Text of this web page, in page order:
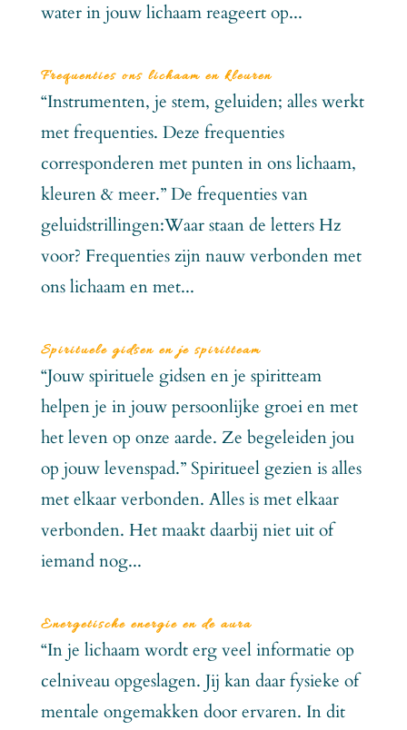
water in jouw lichaam reageert op...
Frequenties ons lichaam en kleuren
“Instrumenten, je stem, geluiden; alles werkt
met frequenties. Deze frequenties
corresponderen met punten in ons lichaam,
kleuren & meer.” De frequenties van
geluidstrillingen:Waar staan de letters Hz
voor? Frequenties zijn nauw verbonden met
ons lichaam en met...
Spirituele gidsen en je spiritteam
“Jouw spirituele gidsen en je spiritteam
helpen je in jouw persoonlijke groei en met
het leven op onze aarde. Ze begeleiden jou
op jouw levenspad.” Spiritueel gezien is alles
met elkaar verbonden. Alles is met elkaar
verbonden. Het maakt daarbij niet uit of
iemand nog...
Energetische energie en de aura
“In je lichaam wordt erg veel informatie op
celniveau opgeslagen. Jij kan daar fysieke of
mentale ongemakken door ervaren. In dit